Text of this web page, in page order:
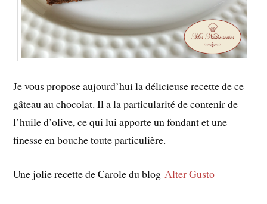
Je vous propose aujourd’hui la délicieuse recette de ce
gâteau au chocolat. Il a la particularité de contenir de
l’huile d’olive, ce qui lui apporte un fondant et une
finesse en bouche toute particulière.
Une jolie recette de Carole du blogAlter Gusto